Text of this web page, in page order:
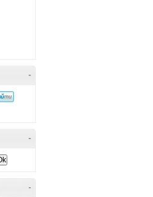
-
-
-